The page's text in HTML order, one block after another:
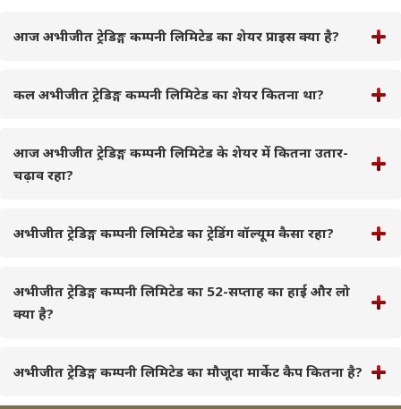
आज अभीजीत ट्रेडिङ्ग कम्पनी लिमिटेड का शेयर प्राइस क्या है?
कल अभीजीत ट्रेडिङ्ग कम्पनी लिमिटेड का शेयर कितना था?
आज अभीजीत ट्रेडिङ्ग कम्पनी लिमिटेड के शेयर में कितना उतार-
चढ़ाव रहा?
अभीजीत ट्रेडिङ्ग कम्पनी लिमिटेड का ट्रेडिंग वॉल्यूम कैसा रहा?
अभीजीत ट्रेडिङ्ग कम्पनी लिमिटेड का 52-सप्ताह का हाई और लो
क्या है?
अभीजीत ट्रेडिङ्ग कम्पनी लिमिटेड का मौजूदा मार्केट कैप कितना है?